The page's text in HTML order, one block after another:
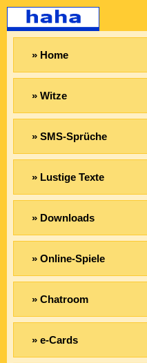
» Home
» Witze
» SMS-Sprüche
» Lustige Texte
» Downloads
» Online-Spiele
» Chatroom
» e-Cards